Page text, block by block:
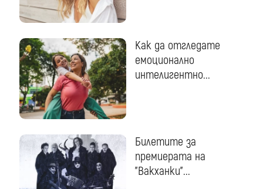
Как да отгледате
емоционално
интелигентно...
Билетите за
премиерата на
"Вакханки"...